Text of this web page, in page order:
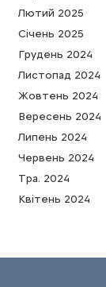
Лютий 2025
Cічень 2025
Грудень 2024
Листопад 2024
Жовтень 2024
Вересень 2024
Липень 2024
Червень 2024
Тра. 2024
Квітень 2024